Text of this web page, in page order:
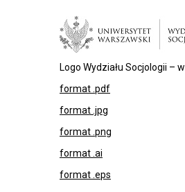
Logo Wydziału Socjologii –
format .pdf
format .jpg
format .png
format .ai
format .eps